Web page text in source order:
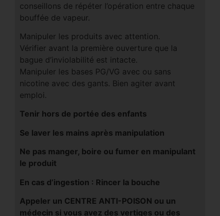
conseillons de répéter l’opération entre chaque
bouffée de vapeur.
Manipuler les produits avec attention.
Vérifier avant la première ouverture que la
bague d’inviolabilité est intacte.
Manipuler les bases PG/VG avec ou sans
nicotine avec des gants. Bien agiter avant
emploi.
Tenir hors de portée des enfants
Se laver les mains après manipulation
Ne pas manger, boire ou fumer en manipulant
le produit
En cas d’ingestion : Rincer la bouche
Appeler un CENTRE ANTI-POISON ou un
médecin si vous avez des vertiges ou des